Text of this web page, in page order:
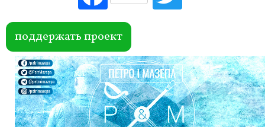
ebo
ok
поддержать проект